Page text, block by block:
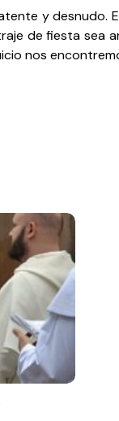
y desnudo.
de fiesta sea
nos